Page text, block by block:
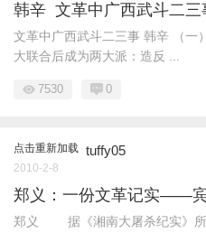
韩辛 文革中广西武斗二三
文革中广西武斗二三事 韩辛 （一
大联合后成为两大派：造反 ...
7530 0
点击重新加载 tuffy05
2010-2-8
郑义：一份文革记实——
郑义 据《湘南大屠杀纪实》所